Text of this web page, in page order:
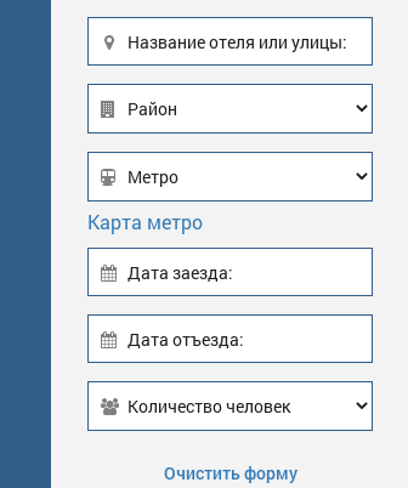
Название отеля или улицы:
Карта метро
Дата заезда:
Дата отъезда:
Очистить форму